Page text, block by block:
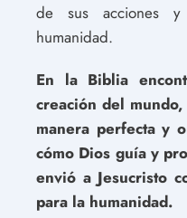
de sus acciones
humanidad.
En la Biblia
creación del
manera perfecta y
cómo Dios guía y
envió a Jesucristo
para la humanidad.